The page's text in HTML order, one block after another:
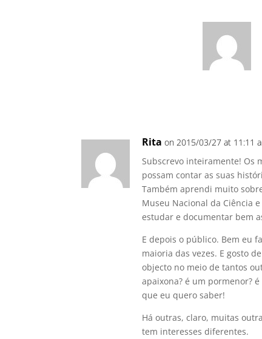
Rita on 2015/03/27 at 11:11
Subscrevo inteiramente! Os
possam contar as suas
Também aprendi muito
Museu Nacional da Ciência
estudar e documentar bem
E depois o público. Bem eu
maioria das vezes. E gosto
objecto no meio de tantos
apaixona? é um pormenor?
que eu quero saber!
Há outras, claro, muitas
tem interesses diferentes.